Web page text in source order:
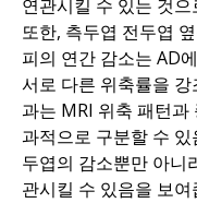
연관시킬 수 있는 것으
또한, 측두엽 전두엽
피의 연간 감소는 AD
서로 다른 위축률을
과는 MRI 위축 패턴과
과적으로 구분할 수
두엽의 감소뿐만 아니
관시킬 수 있음을 보